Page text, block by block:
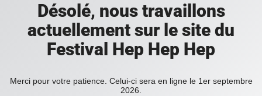
Désolé, nous travaillons
actuellement sur le site du
Festival Hep Hep Hep
Merci pour votre patience. Celui-ci sera en ligne le 1er septembre
2026.